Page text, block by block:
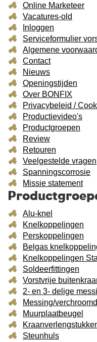
Online Marketeer
Vacatures-old
Inloggen
Serviceformulier
Algemene
Contact
Nieuws
Openingstijden
Over BONFIX
Privacybeleid /
Productievideo's
Productgroepen
Review
Retouren
Veelgestelde vragen
Spanningscorrosie
Missie statement
Alu-knel
Knelkoppelingen
Perskoppelingen
Belgas
Knelkoppelingen
Soldeerfittingen
Vorstvrije
2- en 3- delige
Messing/
Muurplaatbeugel
Steunhuls